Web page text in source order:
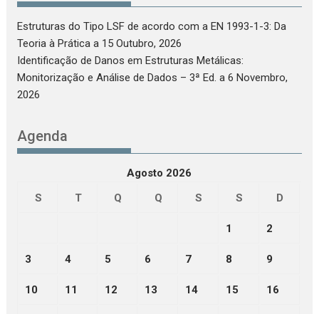
Estruturas do Tipo LSF de acordo com a EN 1993-1-3: Da
Teoria à Prática a 15 Outubro, 2026
Identificação de Danos em Estruturas Metálicas:
Monitorização e Análise de Dados – 3ª Ed. a 6 Novembro,
2026
Agenda
Agosto 2026
S
T Q Q S S D
1 2
3 4 5 6 7 8 9
10 11 12 13 14 15 16